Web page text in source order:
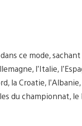
ce mode, sachant
l’Italie,
la Croatie,
du championnat,